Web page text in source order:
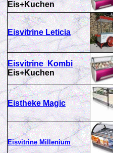
Eis+Kuchen
Eisvitrine Leticia
Eisvitrine Kombi
Eis+Kuchen
Eistheke Magic
Eisvitrine Millenium